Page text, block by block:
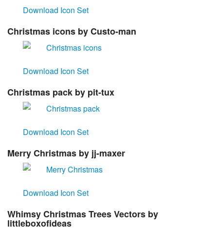
Download Icon Set
Christmas icons by Custo-man
Download Icon Set
Christmas pack by pit-tux
Download Icon Set
Merry Christmas by jj-maxer
Download Icon Set
Whimsy Christmas Trees Vectors by
littleboxofideas